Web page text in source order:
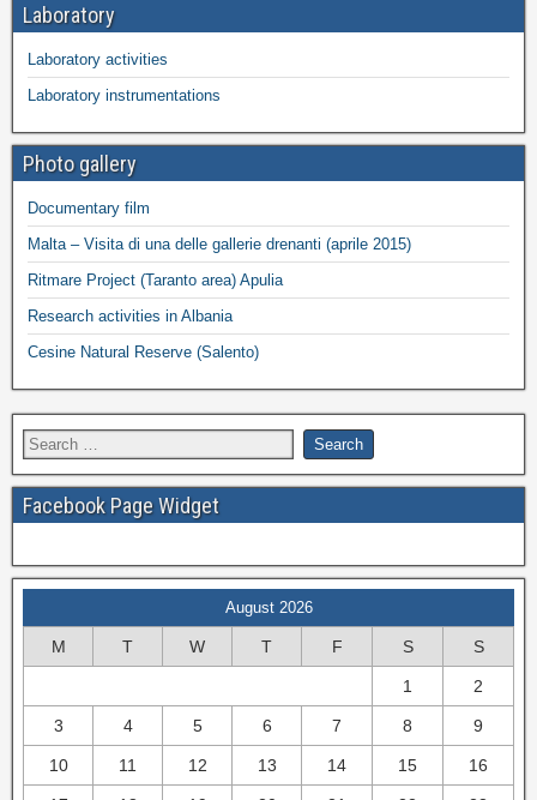
Laboratory
Laboratory activities
Laboratory instrumentations
Photo gallery
Documentary film
Malta – Visita di una delle gallerie drenanti (aprile 2015)
Ritmare Project (Taranto area) Apulia
Research activities in Albania
Cesine Natural Reserve (Salento)
Facebook Page Widget
August 2026
M T W T F S S
1 2
3 4 5 6 7 8 9
10 11 12 13 14 15 16